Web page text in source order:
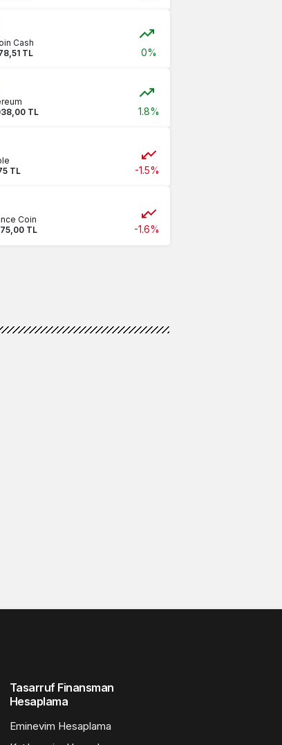
Cash
TL
0%
TL
1.8%
TL
-1.5%
Coin
TL
-1.6%
Tasarruf Finansman
Hesaplama
Eminevim Hesaplama